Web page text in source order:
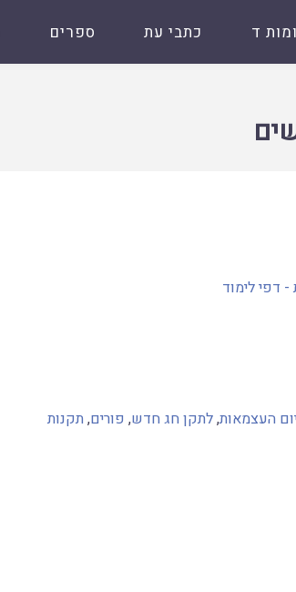
ד כתבי עת ספרים
- דפי לימוד
העצמאות,לתקן חג חדש, פורים, תקנות